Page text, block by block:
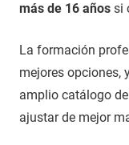
más de 16 años si
La formación
mejores opciones,
amplio catálogo
ajustar de mejor